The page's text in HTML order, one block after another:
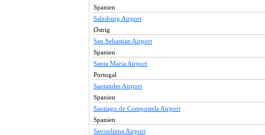
Spanien
Salzsburg Airport
Østrig
San Sebastian Airport
Spanien
Santa Maria Airport
Portugal
Santander Airport
Spanien
Santiago de Compostela Airport
Spanien
Savonlinna Airport